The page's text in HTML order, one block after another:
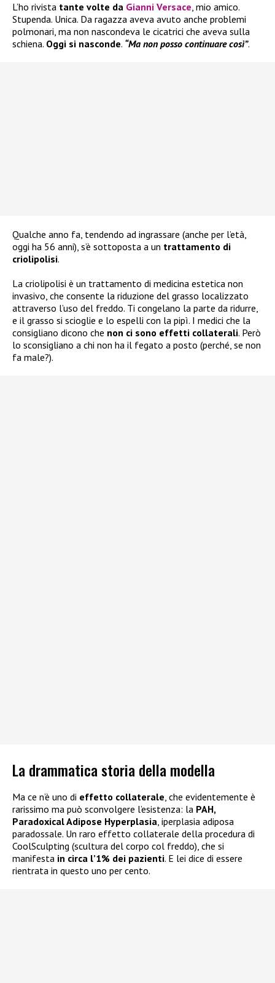
L’ho rivista tante volte da Gianni Versace, mio amico.
Stupenda. Unica. Da ragazza aveva avuto anche problemi
polmonari, ma non nascondeva le cicatrici che aveva sulla
schiena. Oggi si nasconde. “Ma non posso continuare così”.
Qualche anno fa, tendendo ad ingrassare (anche per l’età,
oggi ha 56 anni), s’è sottoposta a un trattamento di
criolipolisi.
La criolipolisi è un trattamento di medicina estetica non
invasivo, che consente la riduzione del grasso localizzato
attraverso l’uso del freddo. Ti congelano la parte da ridurre,
e il grasso si scioglie e lo espelli con la pipì. I medici che la
consigliano dicono che non ci sono effetti collaterali. Però
lo sconsigliano a chi non ha il fegato a posto (perché, se non
fa male?).
La drammatica storia della modella
Ma ce n’è uno di effetto collaterale , che evidentemente è
rarissimo ma può sconvolgere l’esistenza: la PAH,
Paradoxical Adipose Hyperplasia , iperplasia adiposa
paradossale. Un raro effetto collaterale della procedura di
CoolSculpting (scultura del corpo col freddo), che si
manifesta in circa l’1% dei pazienti. E lei dice di essere
rientrata in questo uno per cento.